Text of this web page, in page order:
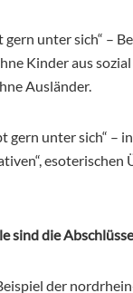
gern unter sich“ –
Kinder aus
Ausländer.
gern unter sich“ –
esoterischen
sind die
der